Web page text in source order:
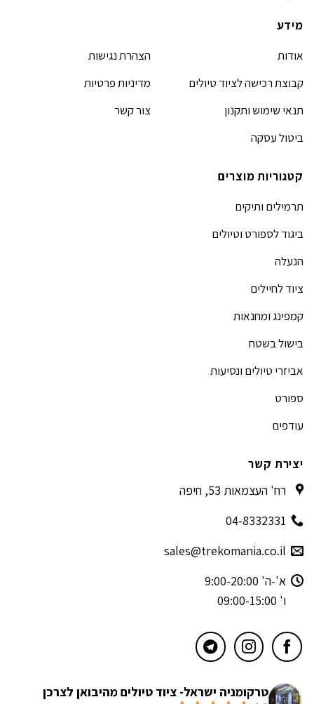
מידע
אודות
קבוצת רכישה לציוד טיולים
תנאי שימוש ותקנון
ביטול עסקה
הצהרת נגישות
מדיניות פרטיות
צור קשר
קטגוריות מוצרים
תרמילים ותיקים
ביגוד לספורט וטיולים
הנעלה
ציוד לחיילים
קמפינג ומחנאות
בישול בשטח
אביזרי טיולים ונסיעות
ספורט
עודפים
יצירת קשר
רח' העצמאות 53, חיפה
04-8332331
sales@trekomania.co.il
א'-ה' 9:00-20:00
ו' 09:00-15:00
טרקומניה ישראל- ציוד טיולים מהיבואן לצרכן